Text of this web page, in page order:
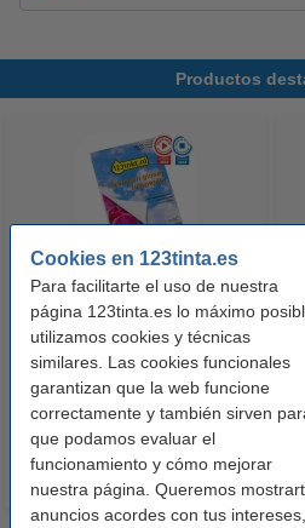
Cookies en 123tinta.es
Para facilitarte el uso de nuestra
página 123tinta.es lo máximo
utilizamos cookies y técnicas
similares. Las cookies funcionales
garantizan que la web funcione
correctamente y también sirven
que podamos evaluar el
funcionamiento y cómo mejorar
nuestra página. Queremos
anuncios acordes con tus
Productos
123tinta Papel fotográfico
Premium Glossy brillo alto | 10 x
15 cm | 260g | 100 hojas
10,50 € Incl. 21% IVA